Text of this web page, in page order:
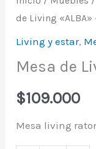
de Living «ALBA»
Living y estar,
Mesa de
$109.000
Mesa living